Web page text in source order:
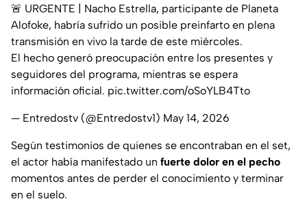
🚨 URGENTE | Nacho Estrella, participante de Planeta
Alofoke, habría sufrido un posible preinfarto en plena
transmisión en vivo la tarde de este miércoles.
El hecho generó preocupación entre los presentes y
seguidores del programa, mientras se espera
información oficial. pic.twitter.com/oSoYLB4Tto
— Entredostv (@Entredostv1) May 14, 2026
Según testimonios de quienes se encontraban en el set,
el actor había manifestado un fuerte dolor en el pecho
momentos antes de perder el conocimiento y terminar
en el suelo.